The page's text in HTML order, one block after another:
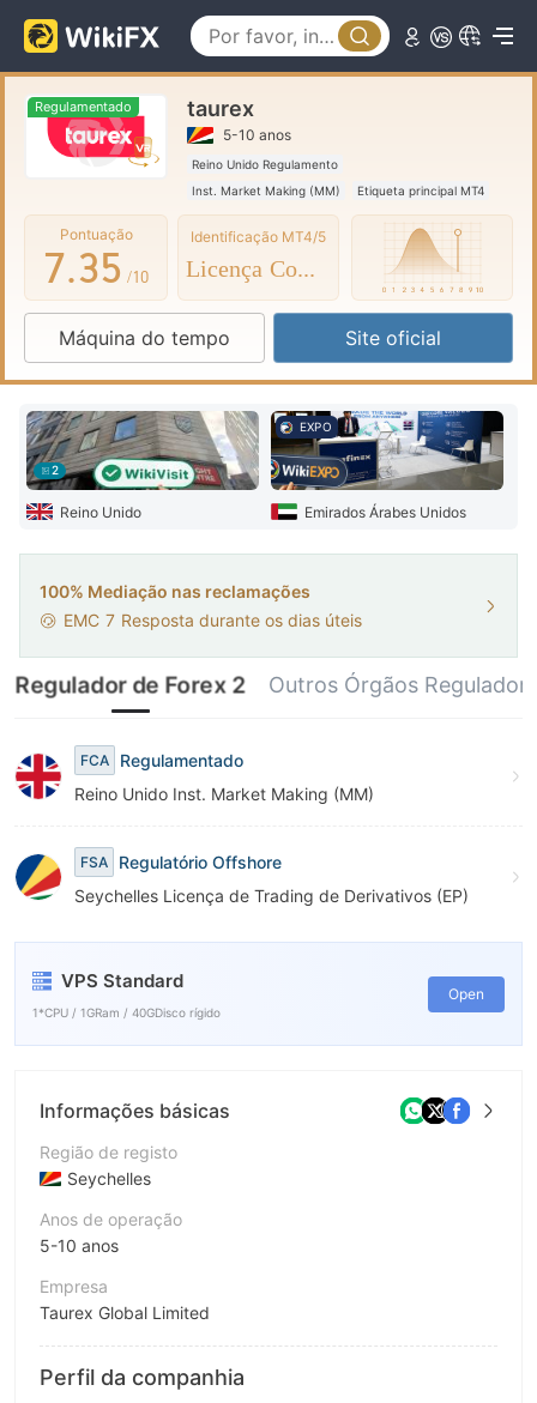
Regulamentado taurex
5-10 anos
Reino Unido Regulamento
Inst. Market Making (MM)
Etiqueta principal MT4
Pontuação
2
3
4
5
6
7
8
9
.
0
1
2
3
4
5
6
7
8
9
0
1
2
3
4
5
6
7
8
9
/10
Identificação MT4/5
Licença Completa
Máquina do tempo Site oficial
2
Reino Unido
EXPO
Emirados Árabes Unidos
100% Mediação nas reclamações
EMC 7 Resposta durante os dias úteis
Regulador de Forex 2 Outros Órgãos
FCA
Regulamentado
Reino Unido Inst. Market Making (MM)
FSA
Regulatório Offshore
Seychelles Licença de Trading de Derivativos (EP)
VPS Standard
1*CPU / 1GRam / 40GDisco rígido
Open
Informações básicas
Região de registo
Seychelles
Anos de operação
5-10 anos
Empresa
Taurex Global Limited
Abreviação
taurex
Perfil da companhia